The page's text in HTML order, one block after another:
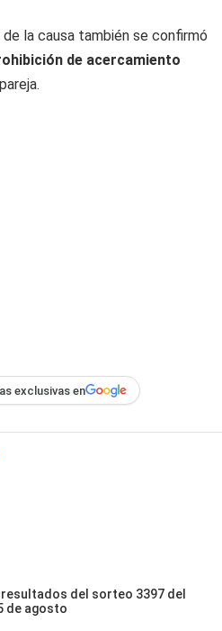
la causa también se confirmó
de acercamiento
exclusivas en
resultados del sorteo 3397 del
de agosto